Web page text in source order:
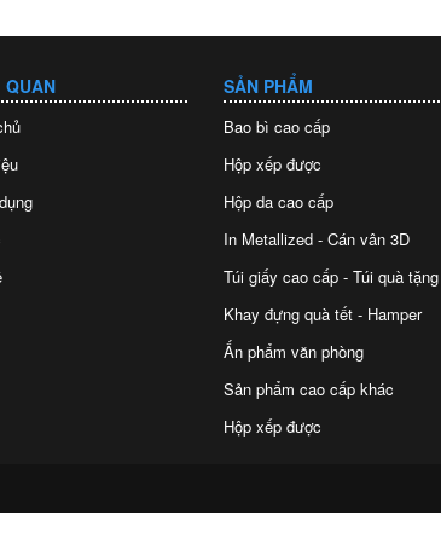
QUAN SẢN PHẨM
Bao bì cao cấp
Hộp xếp được
Hộp da cao cấp
In Metallized - Cán vân 3D
Túi giấy cao cấp - Túi quà tặng
Khay đựng quà tết - Hamper
Ấn phẩm văn phòng
Sản phẩm cao cấp khác
Hộp xếp được